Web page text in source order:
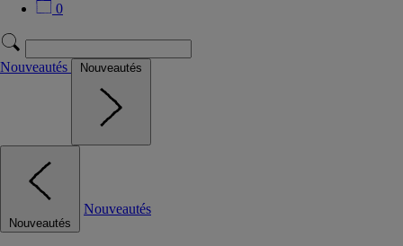
0
Nouveautés Nouveautés
Nouveautés
Nouveautés